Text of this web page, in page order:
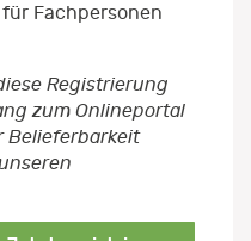
Fachpersonen
Registrierung
zum Onlineportal
Belieferbarkeit